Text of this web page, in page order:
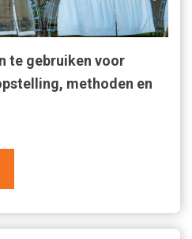
te gebruiken voor
methoden en